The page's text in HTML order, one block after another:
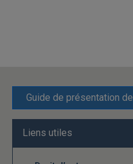
Guide de présentation
Liens utiles